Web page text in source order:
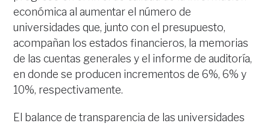
económica al aumentar el número de
universidades que, junto con el presupuesto,
acompañan los estados financieros, la memorias
de las cuentas generales y el informe de auditoría,
en donde se producen incrementos de 6%, 6% y
10%, respectivamente.
El balance de transparencia de las universidades